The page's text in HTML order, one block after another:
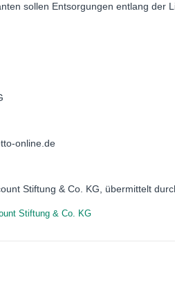
sollen Entsorgungen entlang der
online.de
Stiftung & Co. KG, übermittelt
Stiftung & Co. KG